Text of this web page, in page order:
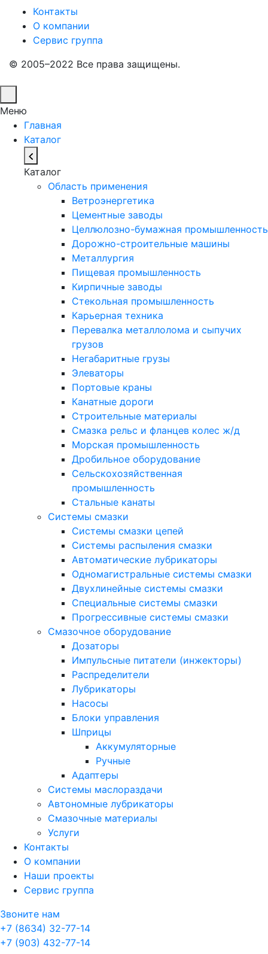
Контакты
О компании
Сервис группа
© 2005–2022 Все права защищены.
Меню
Главная
Каталог
Каталог
Область применения
Ветроэнергетика
Цементные заводы
Целлюлозно-бумажная промышленность
Дорожно-строительные машины
Металлургия
Пищевая промышленность
Кирпичные заводы
Стекольная промышленность
Карьерная техника
Перевалка металлолома и сыпучих
грузов
Негабаритные грузы
Элеваторы
Портовые краны
Канатные дороги
Строительные материалы
Смазка рельс и фланцев колес ж/д
Морская промышленность
Дробильное оборудование
Сельскохозяйственная
промышленность
Стальные канаты
Системы смазки
Системы смазки цепей
Системы распыления смазки
Автоматические лубрикаторы
Одномагистральные системы смазки
Двухлинейные системы смазки
Специальные системы смазки
Прогрессивные системы смазки
Смазочное оборудование
Дозаторы
Импульсные питатели (инжекторы)
Распределители
Лубрикаторы
Насосы
Блоки управления
Шприцы
Аккумуляторные
Ручные
Адаптеры
Системы маслораздачи
Автономные лубрикаторы
Смазочные материалы
Услуги
Контакты
О компании
Наши проекты
Сервис группа
Звоните нам
+7 (8634) 32-77-14
+7 (903) 432-77-14